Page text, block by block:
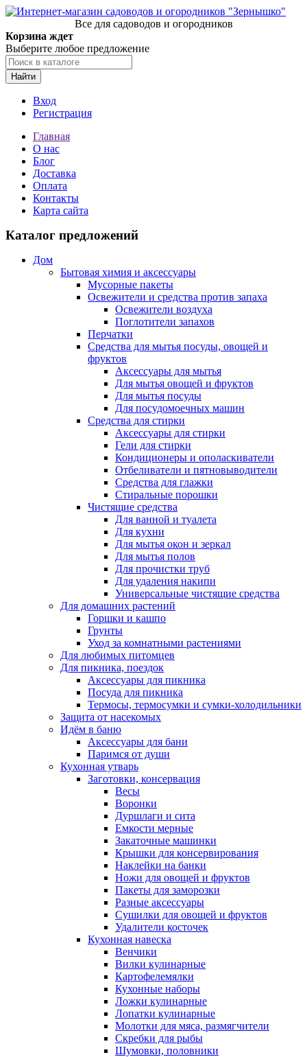
Все для садоводов и огородников
Корзина ждет
Выберите любое предложение
Найти
Вход
Регистрация
Главная
О нас
Блог
Доставка
Оплата
Контакты
Карта сайта
Каталог предложений
Дом
Бытовая химия и аксессуары
Мусорные пакеты
Освежители и средства против запаха
Освежители воздуха
Поглотители запахов
Перчатки
Средства для мытья посуды, овощей и
фруктов
Аксессуары для мытья
Для мытья овощей и фруктов
Для мытья посуды
Для посудомоечных машин
Средства для стирки
Аксессуары для стирки
Гели для стирки
Кондиционеры и ополаскиватели
Отбеливатели и пятновыводители
Средства для глажки
Стиральные порошки
Чистящие средства
Для ванной и туалета
Для кухни
Для мытья окон и зеркал
Для мытья полов
Для прочистки труб
Для удаления накипи
Универсальные чистящие средства
Для домашних растений
Горшки и кашпо
Грунты
Уход за комнатными растениями
Для любимых питомцев
Для пикника, поездок
Аксессуары для пикника
Посуда для пикника
Термосы, термосумки и сумки-холодильники
Защита от насекомых
Идём в баню
Аксессуары для бани
Паримся от души
Кухонная утварь
Заготовки, консервация
Весы
Воронки
Дуршлаги и сита
Емкости мерные
Закаточные машинки
Крышки для консервирования
Наклейки на банки
Ножи для овощей и фруктов
Пакеты для заморозки
Разные аксессуары
Сушилки для овощей и фруктов
Удалители косточек
Кухонная навеска
Венчики
Вилки кулинарные
Картофелемялки
Кухонные наборы
Ложки кулинарные
Лопатки кулинарные
Молотки для мяса, размягчители
Скребки для рыбы
Шумовки, половники